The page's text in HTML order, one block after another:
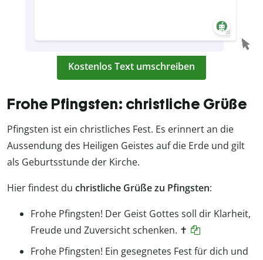
Kostenlos Text umschreiben
Frohe Pfingsten: christliche Grüße
Pfingsten ist ein christliches Fest. Es erinnert an die
Aussendung des Heiligen Geistes auf die Erde und gilt
als Geburtsstunde der Kirche.
Hier findest du christliche Grüße zu Pfingsten:
Frohe Pfingsten! Der Geist Gottes soll dir Klarheit,
Freude und Zuversicht schenken. ✝️
Frohe Pfingsten! Ein gesegnetes Fest für dich und